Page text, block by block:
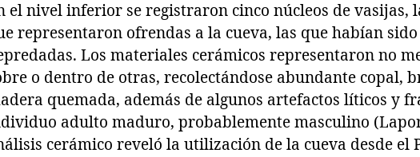
el nivel inferior se registraron cinco núcleos de vasijas,
representaron ofrendas a la cueva, las que habían
Los materiales cerámicos representaron no
o dentro de otras, recolectándose abundante copal,
quemada, además de algunos artefactos líticos y
adulto maduro, probablemente masculino
cerámico reveló la utilización de la cueva desde el